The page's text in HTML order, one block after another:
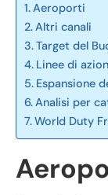
Aeroporti
Altri canali
Target del
Linee di
Espansione
Analisi per
World Duty